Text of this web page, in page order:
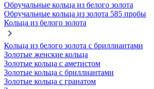
Обручальные кольца из белого золота
Обручальные кольца из золота 585 пробы
Кольца из белого золота
Кольца из белого золота с бриллиантами
Золотые женские кольца
Золотые кольца с аметистом
Золотые кольца с бриллиантами
Золотые кольца с гранатом